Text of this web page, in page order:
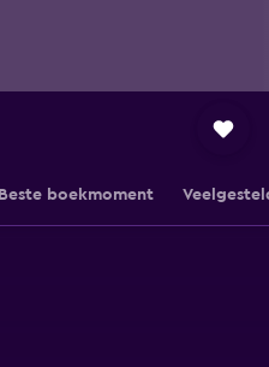
Beste boekmoment